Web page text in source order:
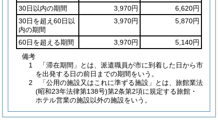
30日以内の期間 3,970円
6,620円
30日を超え60日以
内の期間
3,970円 5,870円
60日を超える期間 3,970円
5,140円
備考
1 「滞在期間」とは、派遣職員が市に到着した日から市
を出発する日の前日までの期間をいう。
2 「公用の施設又はこれに準ずる施設」とは、旅館業法
(昭和23年法律第138号)第2条第2項に規定する旅館・
ホテル営業の施設以外の施設をいう。